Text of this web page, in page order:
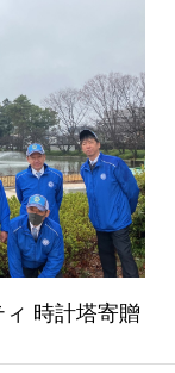
時計塔寄贈